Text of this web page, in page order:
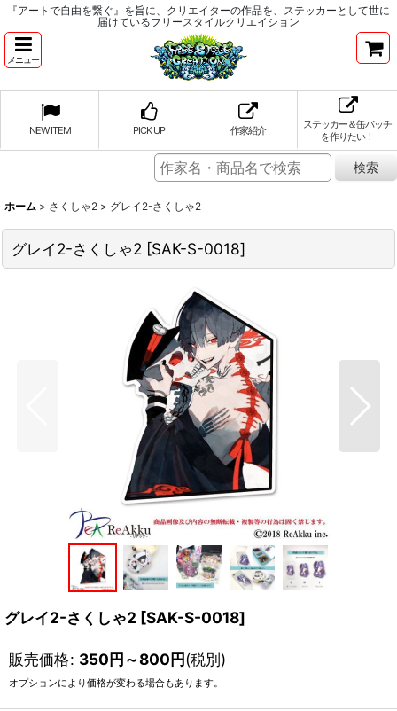
『アートで自由を繋ぐ』を旨に、クリエイターの作品を、ステッカーとして世に
届けているフリースタイルクリエイション
メニュー
NEW ITEM PICK UP 作家紹介
ステッカー＆缶バッチ
を作りたい！
ホーム > さくしゃ2 > グレイ2-さくしゃ2
グレイ2-さくしゃ2 [SAK-S-0018]
グレイ2-さくしゃ2 [SAK-S-0018]
販売価格: 350円～800円(税別)
オプションにより価格が変わる場合もあります。